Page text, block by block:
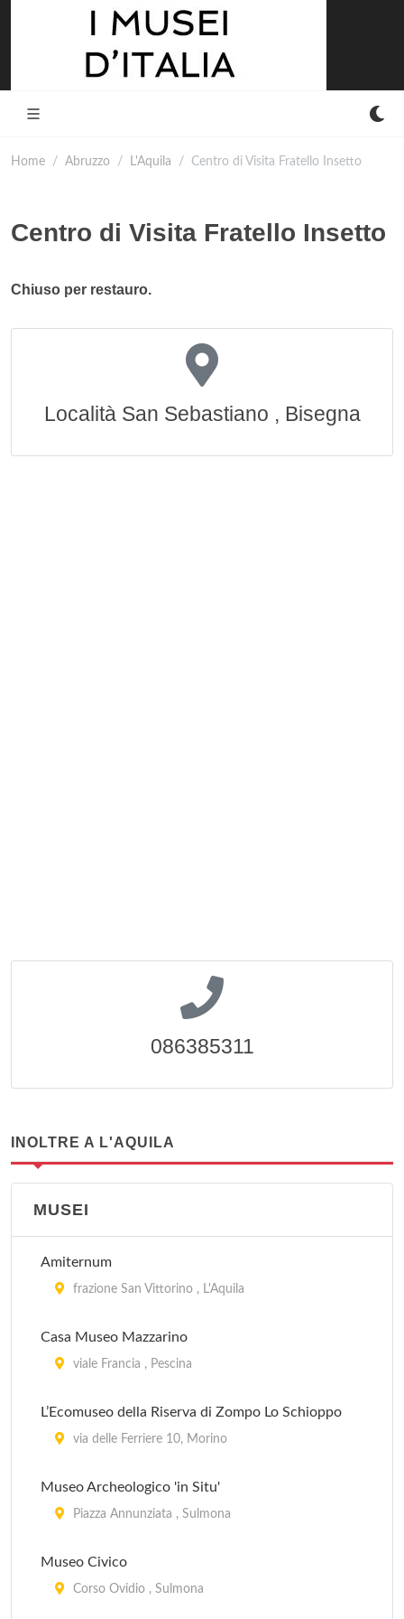
Home Abruzzo L'Aquila Centro di Visita Fratello Insetto
Centro di Visita Fratello Insetto
Chiuso per restauro.
Località San Sebastiano , Bisegna
086385311
INOLTRE A L'AQUILA
MUSEI
Amiternum
frazione San Vittorino , L'Aquila
Casa Museo Mazzarino
viale Francia , Pescina
L’Ecomuseo della Riserva di Zompo Lo Schioppo
via delle Ferriere 10, Morino
Museo Archeologico 'in Situ'
Piazza Annunziata , Sulmona
Museo Civico
Corso Ovidio , Sulmona